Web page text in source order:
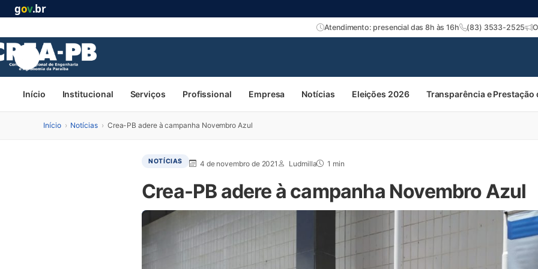
gov.br
Atendimento: presencial das 8h às 16h (83) 3533-2525
Início Institucional Serviços Profissional Empresa Notícias Eleições 2026 Transparência e Prestação
Início › Notícias › Crea-PB adere à campanha Novembro Azul
NOTÍCIAS 4 de novembro de 2021 Ludmilla 1 min
Crea-PB adere à campanha Novembro Azul